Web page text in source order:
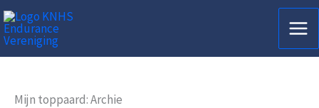
Ga
naar
de
Mijn toppaard: Archie